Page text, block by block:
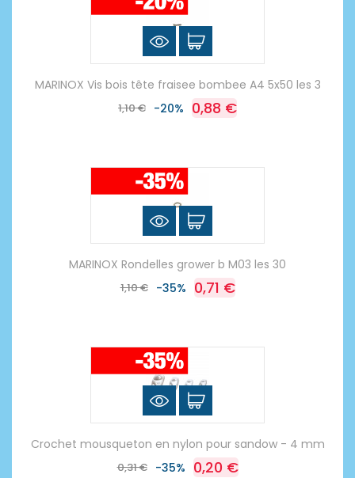
MARINOX Vis bois tête fraisee bombee A4 5x50 les 3
1,10 € -20% 0,88 €
MARINOX Rondelles grower b M03 les 30
1,10 € -35% 0,71 €
Crochet mousqueton en nylon pour sandow - 4 mm
0,31 € -35% 0,20 €